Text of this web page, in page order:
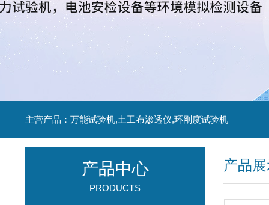
主营产品：万能试验机,土工布渗透仪,环刚度试验机
产品
产品中心
PRODUCTS